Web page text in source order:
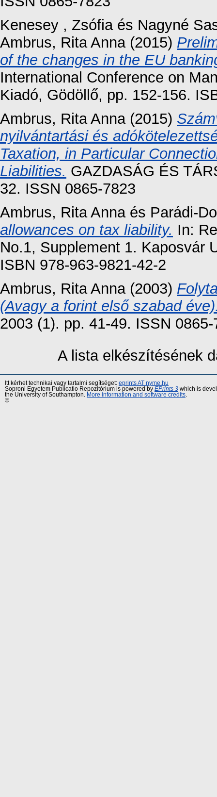
Kenesey , Zsófiaés Nagyné
Ambrus, Rita Anna(2015)
of the changes in the EU
International Conference on
Kiadó, Gödöllő, pp. 152-156.
Ambrus, Rita Anna(2015)
nyilvántartási és
Taxation, in Particular
Liabilities. GAZDASÁG ÉS
32. ISSN 0865-7823
Ambrus, Rita Annaés Parádi-
allowances on tax liability. In:
No.1, Supplement 1. Kaposvár
ISBN 978-963-9821-42-2
Ambrus, Rita Anna(2003)
(Avagy a forint első szabad
2003 (1). pp. 41-49. ISSN 0865-
A lista elkészítésének
Itt kérhet technikai vagy tartalmi segítséget: eprints AT nyme.hu
Soproni Egyetem Publicatio Repozitórium is powered by EPrints 3 which is
the University of Southampton.
More information and software credits
©